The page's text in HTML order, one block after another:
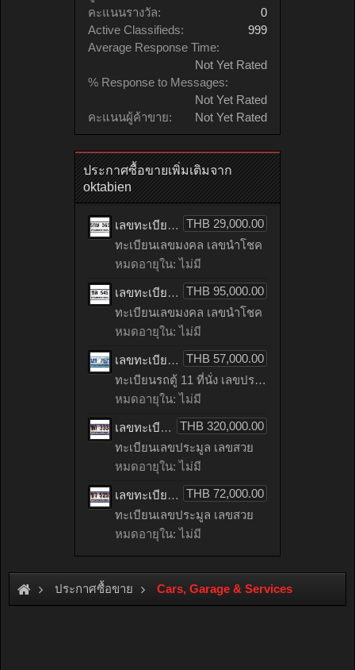
คะแนนรางวัล:
0
Active Classifieds:
999
Average Response Time:
Not Yet Rated
% Response to Messages:
Not Yet Rated
คะแนนผู้ค้าขาย:
Not Yet Rated
ประกาศซื้อขายเพิ่มเติมจาก
oktabien
THB 29,000.00
เลขทะเบียน - 5กษ 363 จังหวัด : กรุงเทพมหานคร
ทะเบียนเลขมงคล เลขนำโชค
หมดอายุใน: ไม่มี
THB 95,000.00
เลขทะเบียน - ชล 545 จังหวัด : กรุงเทพมหานคร
ทะเบียนเลขมงคล เลขนำโชค
หมดอายุใน: ไม่มี
THB 57,000.00
เลขทะเบียนรถตู้ 11 ที่นั่ง 7575 ผลรวมดี 32 ทะเบียนประมูล เลขสวย เหมาะกับรถคุณ – 1นข 7575 จากกรมขนส่ง
ทะเบียนรถตู้ 11 ที่นั่ง เลขประมูล
หมดอายุใน: ไม่มี
THB 320,000.00
เลขทะเบียนรถ 3333 ทะเบียนประมูล เลขสวย เหมาะกับรถคุณ – 1ขถ 3333จากกรมขนส่ง
ทะเบียนเลขประมูล เลขสวย
หมดอายุใน: ไม่มี
THB 72,000.00
เลขทะเบียนรถ 5252 ผลรวมดี 23 ทะเบียนประมูล เลขสวย เหมาะกับรถคุณ – 1ขว 5252
ทะเบียนเลขประมูล เลขสวย
หมดอายุใน: ไม่มี
ประกาศซื้อขาย Cars, Garage & Services